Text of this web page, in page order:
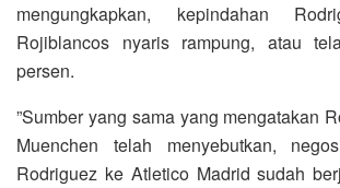
mengungkapkan, kepindahan
Rojiblancos nyaris rampung, atau
persen.
”Sumber yang sama yang mengatakan
Muenchen telah menyebutkan,
Rodriguez ke Atletico Madrid sudah